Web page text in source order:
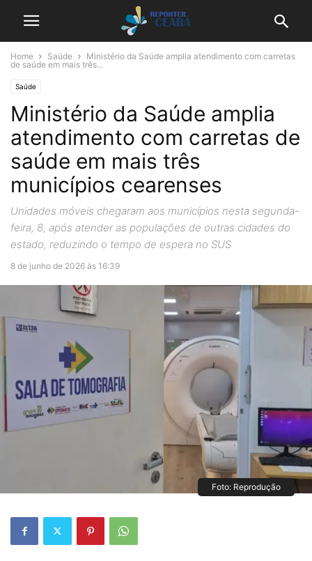
Home Saúde
Ministério da Saúde amplia atendimento com carretas
de saúde em mais três...
Saúde
Ministério da Saúde amplia
atendimento com carretas de
saúde em mais três
municípios cearenses
Unidades móveis chegaram aos municípios nesta segunda-
feira, 8, após atender as populações de outras cidades do
estado, reduzindo o tempo de espera no SUS
8 de junho de 2026 às 16:39
Foto: Reprodução